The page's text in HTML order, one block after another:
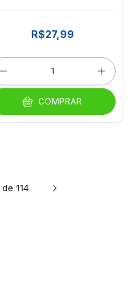
R$27,99
COMPRAR
de 114